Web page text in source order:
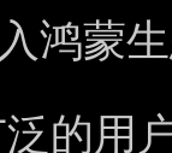
鸿蒙
的用